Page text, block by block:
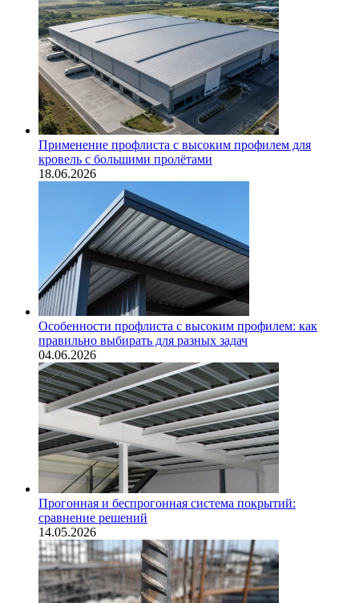
Применение профлиста с высоким профилем для
кровель с большими пролётами
18.06.2026
Особенности профлиста с высоким профилем: как
правильно выбирать для разных задач
04.06.2026
Прогонная и беспрогонная система покрытий:
сравнение решений
14.05.2026